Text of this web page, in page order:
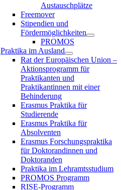
Austauschplätze
Freemover
Stipendien und
Fördermöglichkeiten
PROMOS
Praktika im Ausland
Rat der Europäischen Union –
Aktionsprogramm für
Praktikanten und
Praktikantinnen mit einer
Behinderung
Erasmus Praktika für
Studierende
Erasmus Praktika für
Absolventen
Erasmus Forschungspraktika
für Doktorandinnen und
Doktoranden
Praktika im Lehramtsstudium
PROMOS Programm
RISE-Programm